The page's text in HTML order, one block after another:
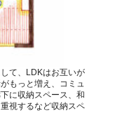
て、LDKはお互いが
もっと増え、コミュ
に収納スペース、和
視するなど収納スペ